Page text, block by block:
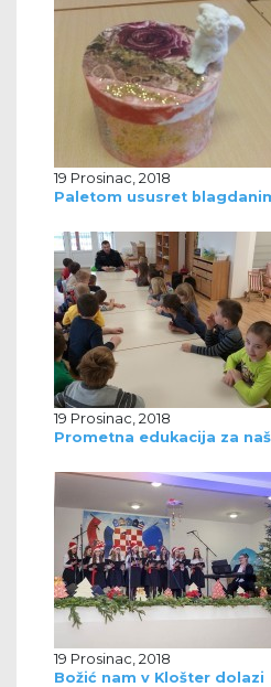
19 Prosinac, 2018
Paletom ususret
19 Prosinac, 2018
Prometna edukacija za
19 Prosinac, 2018
Božić nam v Klošter dolazi